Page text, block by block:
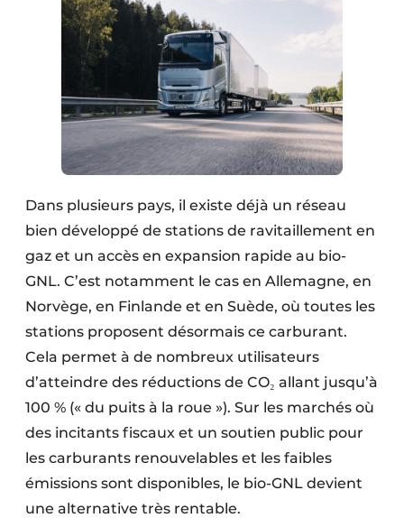
Dans plusieurs pays, il existe déjà un réseau
bien développé de stations de ravitaillement en
gaz et un accès en expansion rapide au bio-
GNL. C’est notamment le cas en Allemagne, en
Norvège, en Finlande et en Suède, où toutes les
stations proposent désormais ce carburant.
Cela permet à de nombreux utilisateurs
d’atteindre des réductions de CO₂ allant jusqu’à
100 % (« du puits à la roue »). Sur les marchés où
des incitants fiscaux et un soutien public pour
les carburants renouvelables et les faibles
émissions sont disponibles, le bio-GNL devient
une alternative très rentable.